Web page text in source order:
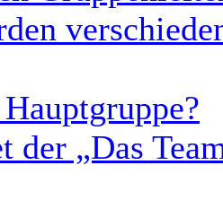
der „Das